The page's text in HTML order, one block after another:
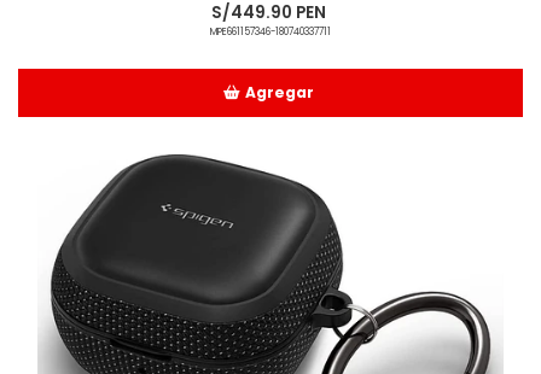
S/449.90 PEN
MPE661157346-180740337711
Agregar